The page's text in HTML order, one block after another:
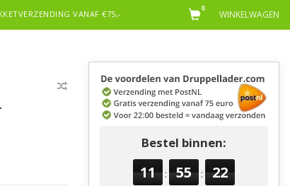
VANAF €75,- WINKELWAGEN
0
Bestel binnen:
11 : 55 : 21